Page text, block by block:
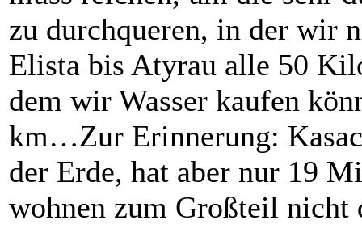
zu durchqueren, in der wir
Elista bis Atyrau alle 50
dem wir Wasser kaufen
km…Zur Erinnerung:
der Erde, hat aber nur 19
wohnen zum Großteil